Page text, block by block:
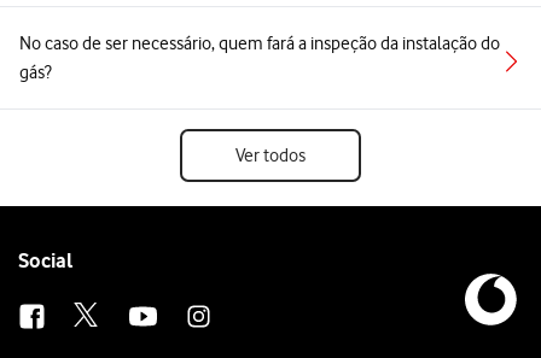
No caso de ser necessário, quem fará a inspeção da instalação do
gás?
Ver todos
Follow
Social